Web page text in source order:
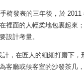
椅發表的三年後，於
裡面的人輕柔地包裹起來
設計考量。
，在匠人的細細打磨下，
客廳或候客室的沙發茶几